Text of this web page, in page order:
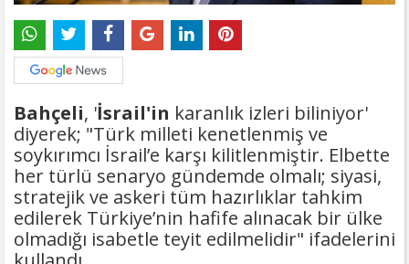
Bahçeli, 'İsrail'in karanlık izleri biliniyor'
diyerek; "Türk milleti kenetlenmiş ve
soykırımcı İsrail’e karşı kilitlenmiştir. Elbette
her türlü senaryo gündemde olmalı; siyasi,
stratejik ve askeri tüm hazırlıklar tahkim
edilerek Türkiye’nin hafife alınacak bir ülke
olmadığı isabetle teyit edilmelidir" ifadelerini